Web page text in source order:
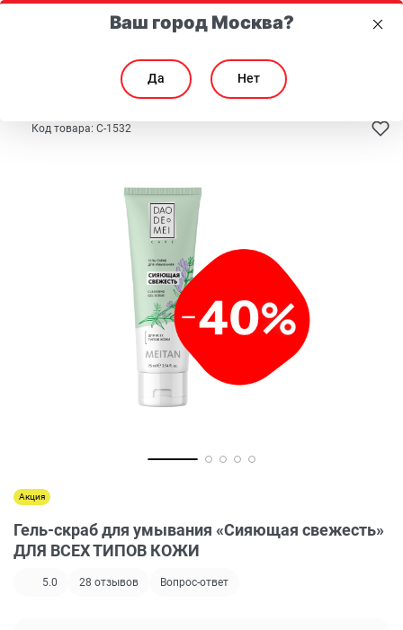
Для лица Очищение
Гель-скраб для умывания «Сияющая свежесть»
ДЛЯ ВСЕХ ТИПОВ КОЖИ
5.0 28 отзывов Вопрос-ответ
Код товара: C-1532
Акция
Ваш город Москва?
Да Нет